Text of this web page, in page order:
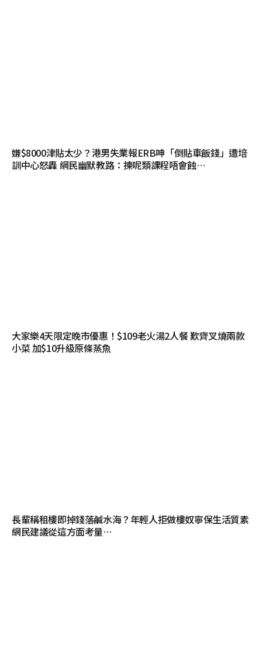
嫌$8000津貼太少？港男失業報ERB呻「倒貼車飯錢」遭培
訓中心怒轟 網民幽默教路：揀呢類課程唔會蝕…
大家樂4天限定晚市優惠！$109老火湯2人餐 歎齊叉燒兩款
小菜 加$10升級原條蒸魚
長輩稱租樓即掉錢落鹹水海？年輕人拒做樓奴寧保生活質素
網民建議從這方面考量…